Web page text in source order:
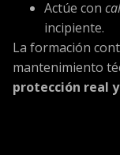
Actúe con
incipiente.
La formación
mantenimiento
protección real